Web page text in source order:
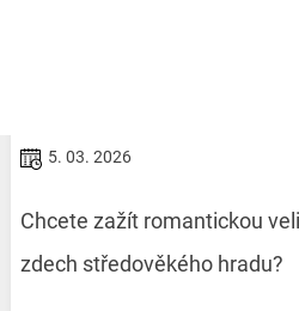
5. 03. 2026
Chcete zažít romantickou
zdech středověkého hradu?